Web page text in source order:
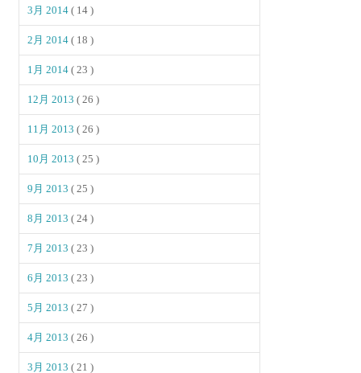
3月 2014( 14 )
2月 2014( 18 )
1月 2014( 23 )
12月 2013( 26 )
11月 2013( 26 )
10月 2013( 25 )
9月 2013( 25 )
8月 2013( 24 )
7月 2013( 23 )
6月 2013( 23 )
5月 2013( 27 )
4月 2013( 26 )
3月 2013( 21 )